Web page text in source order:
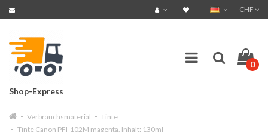
CHF
Shop-Express
0
Verbrauchsmaterial
Tinte
Tinte Canon PFI-102M magenta, Inhalt: 130ml